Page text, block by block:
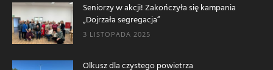
Seniorzy w akcji! Zakończyła się kampania
„Dojrzała segregacja”
3 LISTOPADA 2025
Olkusz dla czystego powietrza